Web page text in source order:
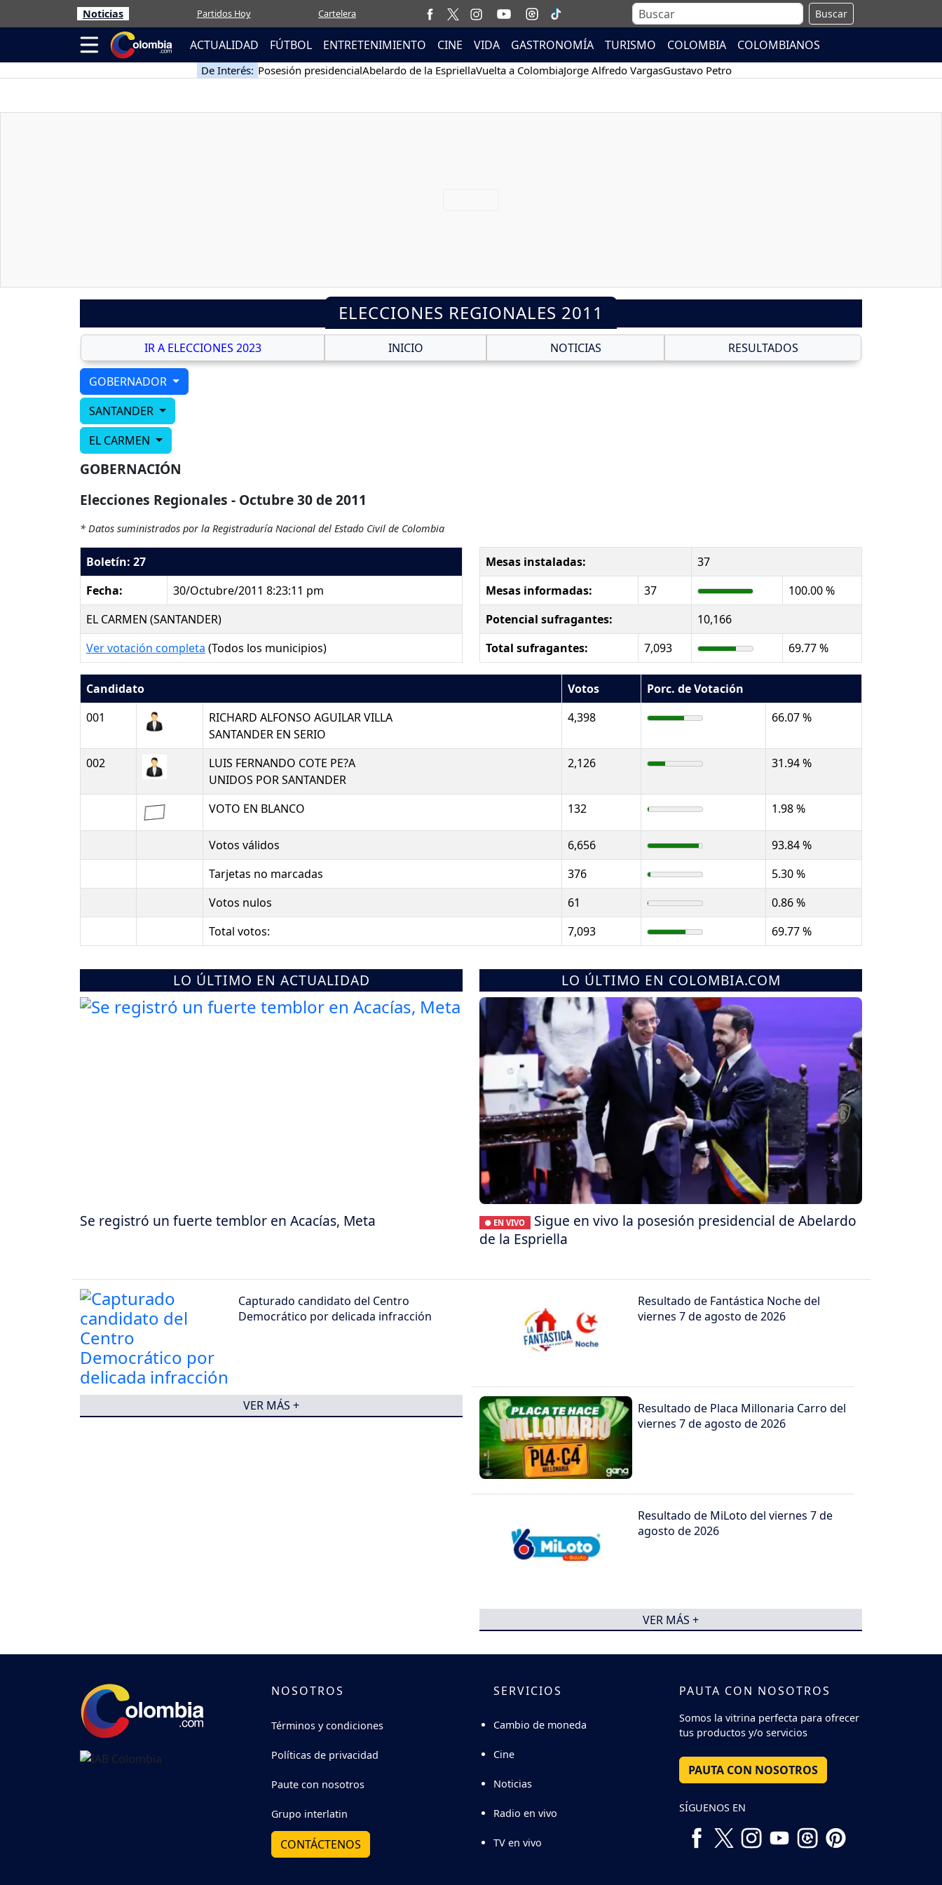
Noticias Partidos Hoy Cartelera Buscar
ACTUALIDAD FÚTBOL ENTRETENIMIENTO CINE VIDA GASTRONOMÍA TURISMO COLOMBIA COLOMBIANOS
De Interés: Posesión presidencialAbelardo de la EspriellaVuelta a ColombiaJorge Alfredo VargasGustavo Petro
ELECCIONES REGIONALES 2011
IR A ELECCIONES 2023 INICIO NOTICIAS RESULTADOS
GOBERNADOR
SANTANDER
EL CARMEN
GOBERNACIÓN
Elecciones Regionales - Octubre 30 de 2011
* Datos suministrados por la Registraduría Nacional del Estado Civil de Colombia
Boletín: 27
Fecha:
30/Octubre/2011 8:23:11 pm
EL CARMEN (SANTANDER)
Ver votación completa (Todos los municipios)
Mesas instaladas:
37
Mesas informadas:
37
100.00 %
Potencial sufragantes:
10,166
Total sufragantes:
7,093 69.77 %
Candidato Votos
Porc. de Votación
001
RICHARD ALFONSO AGUILAR VILLA
SANTANDER EN SERIO
4,398 66.07 %
002
LUIS FERNANDO COTE PE?A
UNIDOS POR SANTANDER
2,126 31.94 %
VOTO EN BLANCO 132 1.98 %
Votos válidos 6,656
93.84 %
Tarjetas no marcadas
376
5.30 %
Votos nulos
61
0.86 %
Total votos:
7,093 69.77 %
LO ÚLTIMO EN ACTUALIDAD
Se registró un fuerte temblor en Acacías, Meta
Capturado candidato del Centro
Democrático por delicada infracción
VER MÁS +
LO ÚLTIMO EN COLOMBIA.COM
● EN VIVO
Sigue en vivo la posesión presidencial de Abelardo
de la Espriella
Resultado de Fantástica Noche del
viernes 7 de agosto de 2026
Resultado de Placa Millonaria Carro del
viernes 7 de agosto de 2026
Resultado de MiLoto del viernes 7 de
agosto de 2026
VER MÁS +
NOSOTROS
Términos y condiciones
Políticas de privacidad
Paute con nosotros
Grupo interlatin
CONTÁCTENOS
SERVICIOS
Cambio de moneda
Cine
Noticias
Radio en vivo
TV en vivo
PAUTA CON NOSOTROS
Somos la vitrina perfecta para ofrecer
tus productos y/o servicios
PAUTA CON NOSOTROS
SÍGUENOS EN